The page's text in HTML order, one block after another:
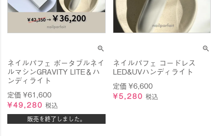
ネイルパフェ ポータブルネイ
ルマシンGRAVITY LITE＆ハ
ンディライト
定価¥61,600
¥49,280 税込
販売を終了しました。
ネイルパフェ コードレス
LED&UVハンディライト
定価 ¥6,600
¥5,280 税込